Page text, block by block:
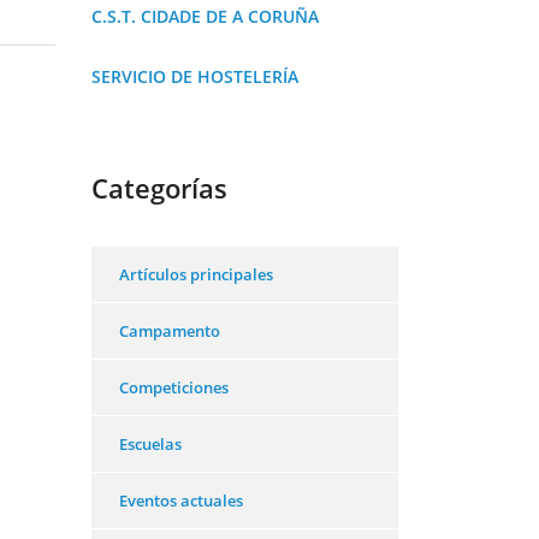
C.S.T. CIDADE DE A CORUÑA
SERVICIO DE HOSTELERÍA
Categorías
Artículos principales
Campamento
Competiciones
Escuelas
Eventos actuales